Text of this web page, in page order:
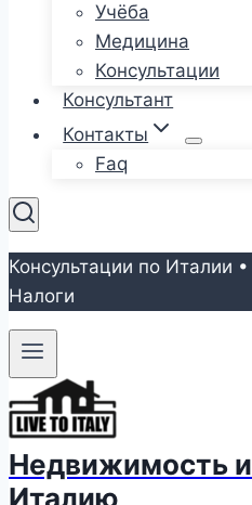
Учёба
Медицина
Консультации
Консультант
Контакты
Faq
Консультации по
Налоги
Недвижимость
Италию